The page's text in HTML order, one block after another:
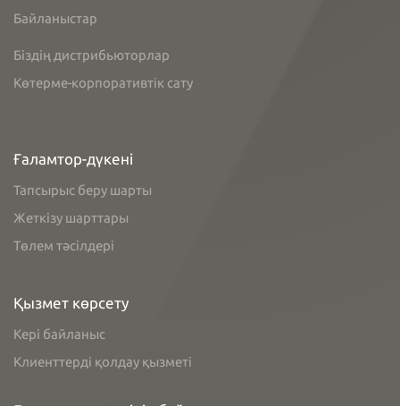
Байланыстар
Біздің дистрибьюторлар
Көтерме-корпоративтік сату
Ғаламтор-дүкені
Тапсырыс беру шарты
Жеткізу шарттары
Төлем тәсілдері
Қызмет көрсету
Кері байланыс
Клиенттерді қолдау қызметі